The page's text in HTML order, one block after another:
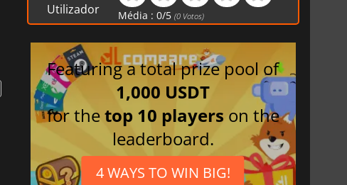
Utilizador
Média :0/5 (0 Votos)
Featuring a total prize pool of
1,000 USDT
for thetop 10 players on the
leaderboard.
4 WAYS TO WIN BIG!